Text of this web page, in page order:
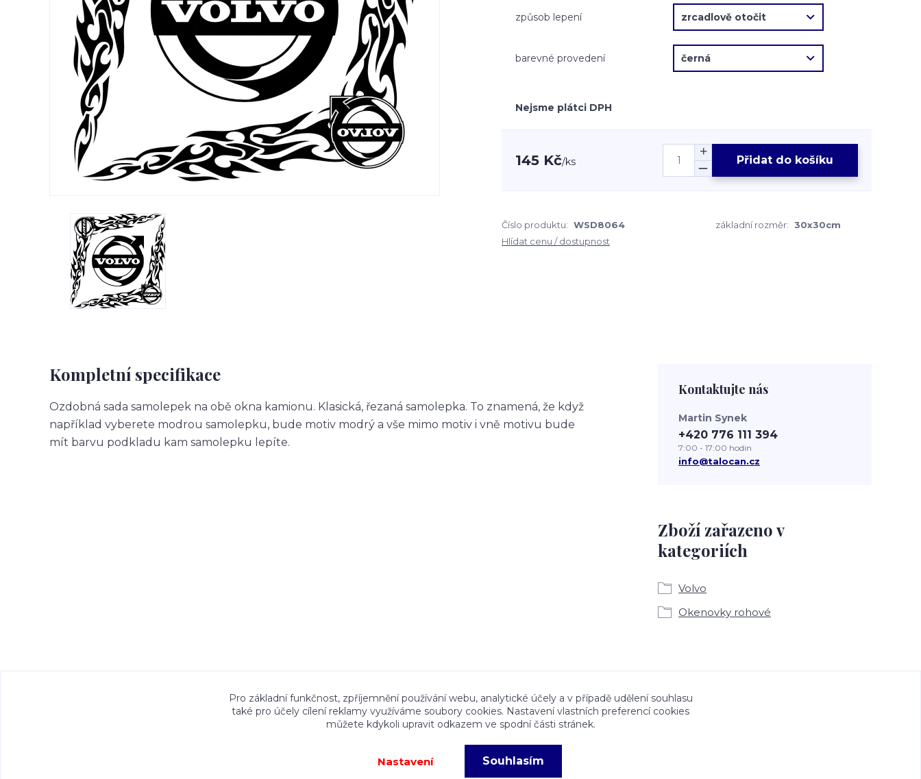
způsob lepení
barevné provedení
Nejsme plátci DPH
145 Kč/ks Přidat do košíku
Číslo produktu: WSD8064 základní rozměr: 30x30cm
Hlídat cenu / dostupnost
Kompletní specifikace
Ozdobná sada samolepek na obě okna kamionu. Klasická, řezaná samolepka. To znamená, že když
například vyberete modrou samolepku, bude motiv modrý a vše mimo motiv i vně motivu bude
mít barvu podkladu kam samolepku lepíte.
Zboží zařazeno v
kategoriích
Volvo
Okenovky rohové
Kontaktujte nás
Martin Synek
+420 776 111 394
7:00 - 17:00 hodin
info@talocan.cz
Veškeré fotografie, grafické návrhy, vizualizace a textový obsah zveřejněný na stránkách Talocan.cz a CeskeSamolepky.cz jsou chráněny autorským
právem. Jejich použití bez předchozího písemného souhlasu provozovatele je zakázáno.
Pro základní funkčnost, zpříjemnění používání webu, analytické účely a v případě udělení souhlasu
také pro účely cílení reklamy využíváme soubory cookies. Nastavení vlastních preferencí cookies
můžete kdykoli upravit odkazem ve spodní části stránek.
Nastavení Souhlasím